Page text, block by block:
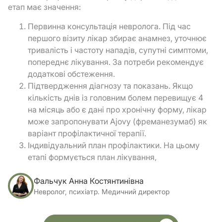
етап має значення:
Первинна консультація невролога. Під час
першого візиту лікар збирає анамнез, уточнює
тривалість і частоту нападів, супутні симптоми,
попереднє лікування. За потреби рекомендує
додаткові обстеження.
Підтвердження діагнозу та показань. Якщо
кількість днів із головним болем перевищує 4
на місяць або є дані про хронічну форму, лікар
може запропонувати Ajovy (фреманезумаб) як
варіант профілактичної терапії.
Індивідуальний план профілактики. На цьому
етапі формується план лікування,
квартальна), а також проводиться
обговорення очікуваних результатів і
Ін’єкція в клініці. Препарат вводиться
Фальчук Анна Костянтинівна
Невролог, психіатр. Медичний директор